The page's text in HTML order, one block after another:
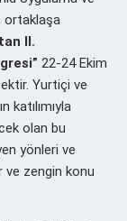
ortaklaşa
II.
22-24 Ekim
Yurtiçi ve
katılımıyla
olan bu
yönleri ve
ve zengin konu